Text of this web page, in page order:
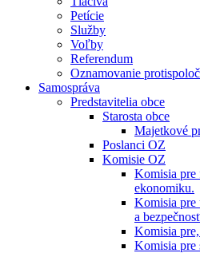
Petície
Služby
Voľby
Referendum
Oznamovanie
Samospráva
Predstavitelia obce
Starosta obce
Majetkové
Poslanci OZ
Komisie OZ
Komisia pre
ekonomiku.
Komisia pre
a
Komisia
Komisia pre